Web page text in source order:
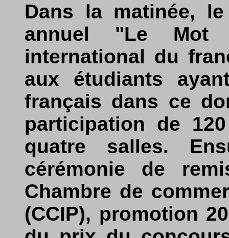
Dans la matinée,
annuel "Le Mot
international du
aux étudiants
français dans ce
participation de
quatre salles.
cérémonie de
Chambre de
(CCIP), promotion